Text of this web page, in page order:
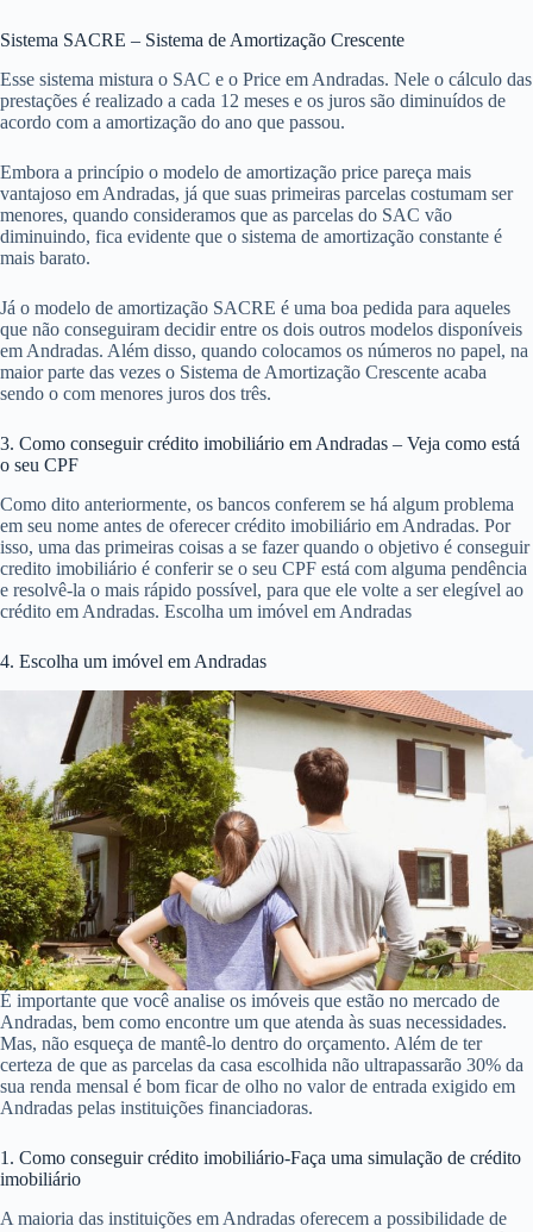
Sistema SACRE – Sistema de Amortização Crescente
Esse sistema mistura o SAC e o Price em Andradas. Nele o cálculo das
prestações é realizado a cada 12 meses e os juros são diminuídos de
acordo com a amortização do ano que passou.
Embora a princípio o modelo de amortização price pareça mais
vantajoso em Andradas, já que suas primeiras parcelas costumam ser
menores, quando consideramos que as parcelas do SAC vão
diminuindo, fica evidente que o sistema de amortização constante é
mais barato.
Já o modelo de amortização SACRE é uma boa pedida para aqueles
que não conseguiram decidir entre os dois outros modelos disponíveis
em Andradas. Além disso, quando colocamos os números no papel, na
maior parte das vezes o Sistema de Amortização Crescente acaba
sendo o com menores juros dos três.
3. Como conseguir crédito imobiliário em Andradas – Veja como está
o seu CPF
Como dito anteriormente, os bancos conferem se há algum problema
em seu nome antes de oferecer crédito imobiliário em Andradas. Por
isso, uma das primeiras coisas a se fazer quando o objetivo é conseguir
credito imobiliário é conferir se o seu CPF está com alguma pendência
e resolvê-la o mais rápido possível, para que ele volte a ser elegível ao
crédito em Andradas. Escolha um imóvel em Andradas
4. Escolha um imóvel em Andradas
É importante que você analise os imóveis que estão no mercado de
Andradas, bem como encontre um que atenda às suas necessidades.
Mas, não esqueça de mantê-lo dentro do orçamento. Além de ter
certeza de que as parcelas da casa escolhida não ultrapassarão 30% da
sua renda mensal é bom ficar de olho no valor de entrada exigido em
Andradas pelas instituições financiadoras.
1. Como conseguir crédito imobiliário-Faça uma simulação de crédito
imobiliário
A maioria das instituições em Andradas oferecem a possibilidade de